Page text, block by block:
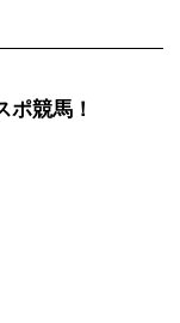
ポ競馬！